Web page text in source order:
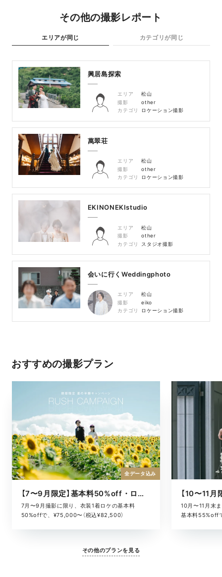
その他の撮影レポート
エリアが同じ カテゴリが同じ
興居島探索
エリア
松山
撮影
other
カテゴリ
ロケーション撮影
萬翠荘
エリア
松山
撮影
other
カテゴリ
ロケーション撮影
EKINONEKIstudio
エリア
松山
撮影
other
カテゴリ
スタジオ撮影
会いに行くWeddingphoto
エリア
松山
撮影
eiko
カテゴリ
ロケーション撮影
おすすめの撮影プラン
【7〜9月限定】基本料50%off・ロケキャンペーン
7月〜9月撮影に限り、衣装1着ロケの基本料
50%offで、¥75,000〜（税込¥82,500）
全データ込み
10月〜11月末
基本料55%off
その他のプランを見る